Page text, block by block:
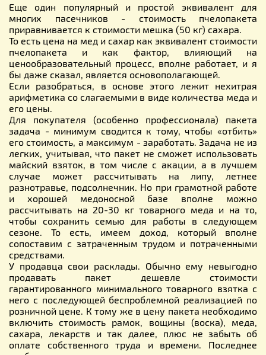
Еще один популярный и простой эквивалент для
многих пасечников - стоимость пчелопакета
приравнивается к стоимости мешка (50 кг) сахара.
То есть цена на мед и сахар как эквивалент стоимости
пчелопакета и как фактор, влияющий на
ценообразовательный процесс, вполне работает, и я
бы даже сказал, является основополагающей.
Если разобраться, в основе этого лежит нехитрая
арифметика со слагаемыми в виде количества меда и
его цены.
Для покупателя (особенно профессионала) пакета
задача - минимум сводится к тому, чтобы «отбить»
его стоимость, а максимум - заработать. Задача не из
легких, учитывая, что пакет не сможет использовать
майский взяток, в том числе с акации, а в лучшем
случае может рассчитывать на липу, летнее
разнотравье, подсолнечник. Но при грамотной работе
и хорошей медоносной базе вполне можно
рассчитывать на 20-30 кг товарного меда и на то,
чтобы сохранить семью для работы в следующем
сезоне. То есть, имеем доход, который вполне
сопоставим с затраченным трудом и потраченными
средствами.
У продавца свои расклады. Обычно ему невыгодно
продавать пакет дешевле стоимости
гарантированного минимального товарного взятка с
него с последующей беспроблемной реализацией по
розничной цене. К тому же в цену пакета необходимо
включить стоимость рамок, вощины (воска), меда,
сахара, лекарств и так далее, плюс не забыть об
оплате собственного труда и времени. Последнее